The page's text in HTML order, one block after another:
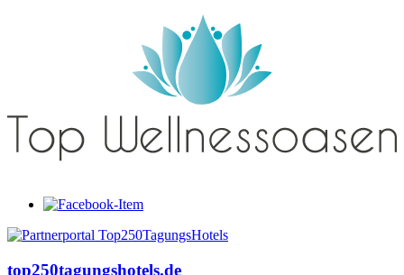
top250tagungshotels.de